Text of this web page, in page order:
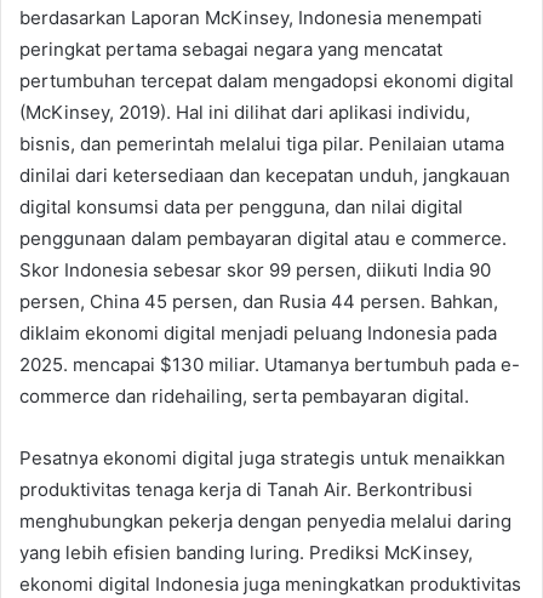
berdasarkan Laporan McKinsey, Indonesia menempati
peringkat pertama sebagai negara yang mencatat
pertumbuhan tercepat dalam mengadopsi ekonomi digital
(McKinsey, 2019). Hal ini dilihat dari aplikasi individu,
bisnis, dan pemerintah melalui tiga pilar. Penilaian utama
dinilai dari ketersediaan dan kecepatan unduh, jangkauan
digital konsumsi data per pengguna, dan nilai digital
penggunaan dalam pembayaran digital atau e commerce.
Skor Indonesia sebesar skor 99 persen, diikuti India 90
persen, China 45 persen, dan Rusia 44 persen. Bahkan,
diklaim ekonomi digital menjadi peluang Indonesia pada
2025. mencapai $130 miliar. Utamanya bertumbuh pada e-
commerce dan ridehailing, serta pembayaran digital.
Pesatnya ekonomi digital juga strategis untuk menaikkan
produktivitas tenaga kerja di Tanah Air. Berkontribusi
menghubungkan pekerja dengan penyedia melalui daring
yang lebih efisien banding luring. Prediksi McKinsey,
ekonomi digital Indonesia juga meningkatkan produktivitas